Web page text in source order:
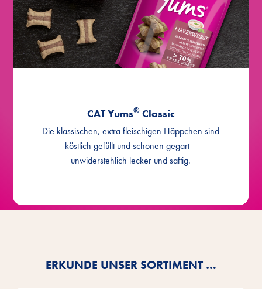
CAT Yums®Classic
Die klassischen, extra fleischigen Häppchen sind
köstlich gefüllt und schonen gegart –
unwiderstehlich lecker und saftig.
ERKUNDE UNSER SORTIMENT …